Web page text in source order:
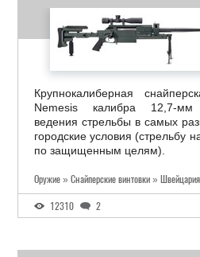
Крупнокалиберная
Nemesis калибра 12,7-мм
ведения стрельбы в самых
городские условия (стрельбу
по защищенным целям).
Оружие » Снайперские винтовки » Швейцария
12310 2